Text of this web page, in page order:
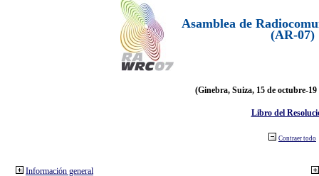
Asamblea de
(AR-07)
(Ginebra, Suiza, 15 de octubre-19
Libro del
Contraer todo
Información general